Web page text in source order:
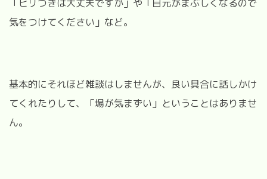
「ヒリつきは大丈夫ですか」や「目元がまぶしくなるので
気をつけてください」など。
基本的にそれほど雑談はしませんが、良い具合に話しかけ
てくれたりして、「場が気まずい」ということはありませ
ん。